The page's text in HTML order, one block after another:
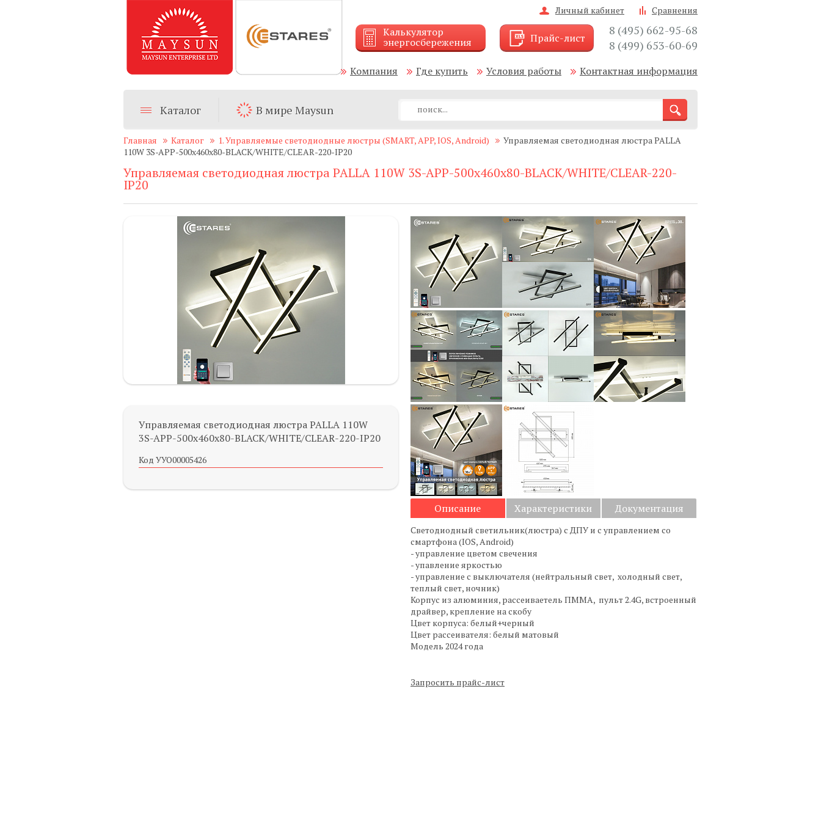
Личный кабинет Сравнения
Калькулятор
энергосбережения Прайс-лист
8 (495) 662-95-68
8 (499) 653-60-69
Контактная информация
Условия работы
Где купить
Компания
Каталог В мире Maysun
Главная Каталог 1. Управляемые светодиодные люстры (SMART, APP, IOS, Android)
Управляемая светодиодная люстра PALLA
110W 3S-APP-500x460x80-BLACK/WHITE/CLEAR-220-IP20
Управляемая светодиодная люстра PALLA 110W 3S-APP-500x460x80-BLACK/WHITE/CLEAR-220-
IP20
Управляемая светодиодная люстра PALLA 110W
3S-APP-500x460x80-BLACK/WHITE/CLEAR-220-IP20
Код УУО00005426
Описание Характеристики Документация
Светодиодный светильник(люстра) с ДПУ и с управлением со
смартфона (IOS, Android)
- управление цветом свечения
- упавление яркостью
- управление с выключателя (нейтральный свет, холодный свет,
теплый свет, ночник)
Корпус из алюминия, рассеиваетель ПММА, пульт 2.4G, встроенный
драйвер, крепление на скобу
Цвет корпуса: белый+черный
Цвет рассеивателя: белый матовый
Модель 2024 года
Запросить прайс-лист